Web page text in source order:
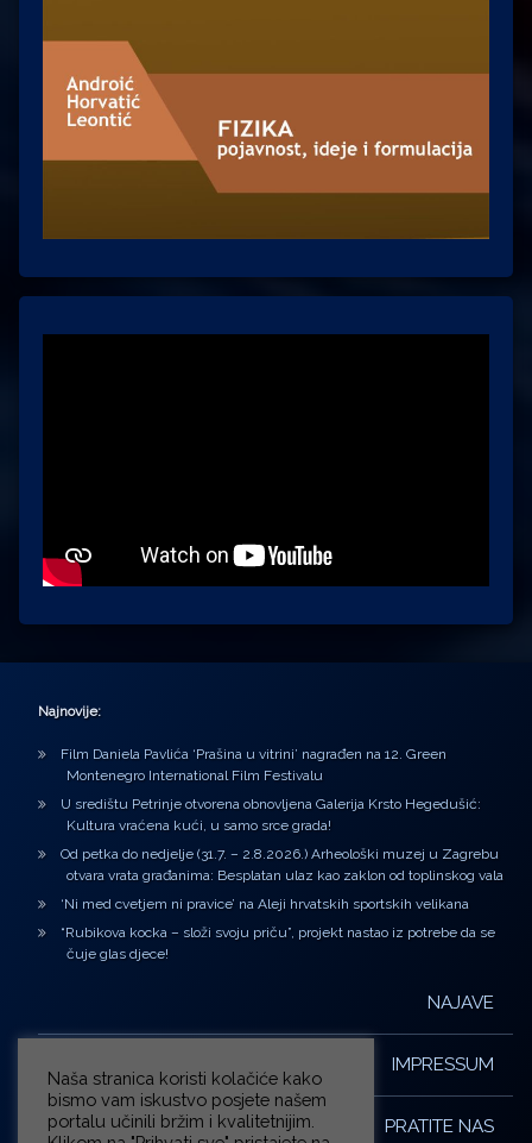
Najnovije:
Film Daniela Pavlića ‘Prašina u vitrini’ nagrađen na 12. Green
Montenegro International Film Festivalu
U središtu Petrinje otvorena obnovljena Galerija Krsto Hegedušić:
Kultura vraćena kući, u samo srce grada!
Od petka do nedjelje (31.7. – 2.8.2026.) Arheološki muzej u Zagrebu
otvara vrata građanima: Besplatan ulaz kao zaklon od toplinskog vala
‘Ni med cvetjem ni pravice’ na Aleji hrvatskih sportskih velikana
“Rubikova kocka – složi svoju priču”, projekt nastao iz potrebe da se
čuje glas djece!
NAJAVE
IMPRESSUM
PRATITE NAS
Naša stranica koristi kolačiće kako
bismo vam iskustvo posjete našem
portalu učinili bržim i kvalitetnijim.